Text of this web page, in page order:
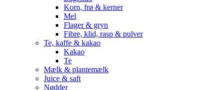
Korn, frø & kerner
Mel
Flager & gryn
Fibre, klid, rasp & pulver
Te, kaffe & kakao
Kakao
Te
Mælk & plantemælk
Juice & saft
Nødder